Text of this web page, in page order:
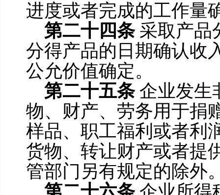
进度或者完成的工作量
第二十四条 采取产品
分得产品的日期确认收
公允价值确定。
第二十五条 企业发生
物、财产、劳务用于捐
样品、职工福利或者利
货物、转让财产或者提
管部门另有规定的除外